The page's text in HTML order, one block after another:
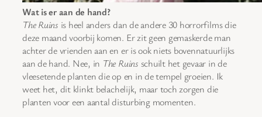
Wat is er aan de hand?
The Ruins is heel anders dan de andere 30 horrorfilms die
deze maand voorbij komen. Er zit geen gemaskerde man
achter de vrienden aan en er is ook niets bovennatuurlijks
aan de hand. Nee, in The Ruins schuilt het gevaar in de
vleesetende planten die op en in de tempel groeien. Ik
weet het, dit klinkt belachelijk, maar toch zorgen die
planten voor een aantal disturbing momenten.